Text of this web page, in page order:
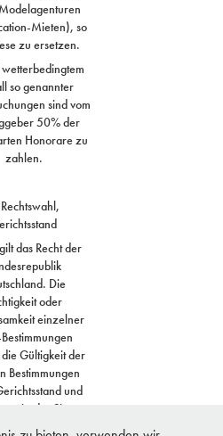
Mieten), so
zu ersetzen.
so genannter
sind vom
50% der
Honorare zu
zahlen.
das Recht der
Die
oder
einzelner
Gültigkeit der
Bestimmungen
und
ist der Sitz von
Bückers.